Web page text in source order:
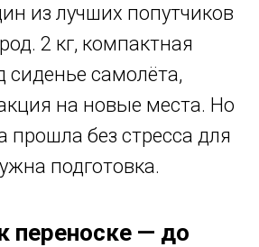
из лучших попутчиков
2 кг, компактная
сиденье самолёта,
на новые места. Но
прошла без стресса для
подготовка.
переноске — до